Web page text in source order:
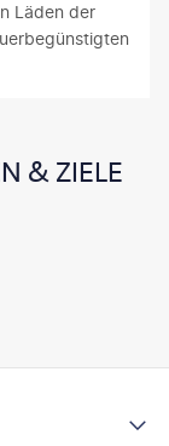
Läden der
& ZIELE